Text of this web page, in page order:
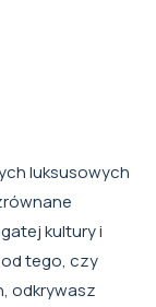
luksusowych
kultury i
tego, czy
odkrywasz